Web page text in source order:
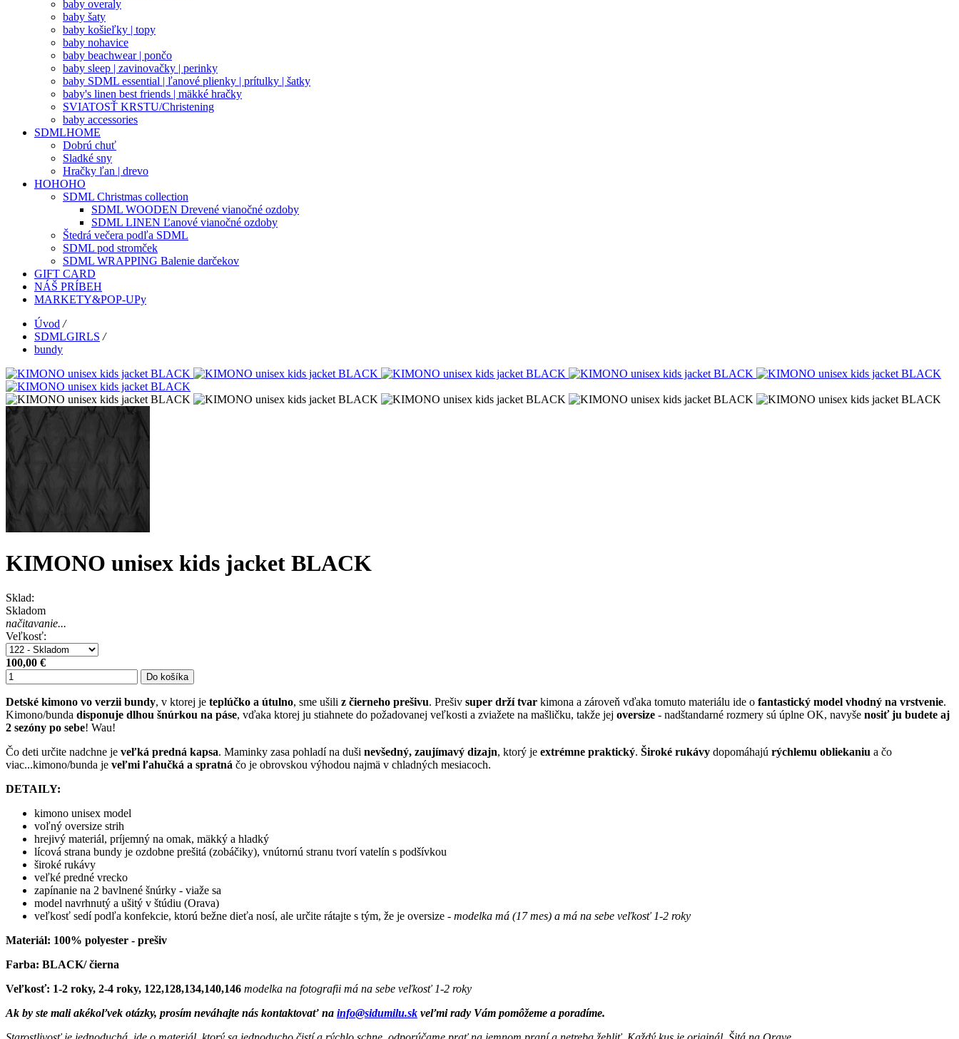
baby overaly
baby šaty
baby košieľky | topy
baby nohavice
baby beachwear | pončo
baby sleep | zavinovačky | perinky
baby SDML essential | ľanové plienky | prítulky | šatky
baby's linen best friends | mäkké hračky
SVIATOSŤ KRSTU/Christening
baby accessories
SDMLHOME
Dobrú chuť
Sladké sny
Hračky ľan | drevo
HOHOHO
SDML Christmas collection
SDML WOODEN Drevené vianočné ozdoby
SDML LINEN Ľanové vianočné ozdoby
Štedrá večera podľa SDML
SDML pod stromček
SDML WRAPPING Balenie darčekov
GIFT CARD
NÁŠ PRÍBEH
MARKETY&POP-UPy
Úvod /
SDMLGIRLS /
bundy
KIMONO unisex kids jacket BLACK
Sklad:
Skladom
načitavanie...
Veľkosť:
100,00 €
Do košíka
Detské kimono vo verzii bundy, v ktorej je teplúčko a útulno, sme ušili z čierneho prešivu. Prešiv super drží tvar kimona a zároveň vďaka tomuto materiálu ide o fantastický model vhodný na vrstvenie.
Kimono/bunda disponuje dlhou šnúrkou na páse, vďaka ktorej ju stiahnete do požadovanej veľkosti a zviažete na mašličku, takže jej oversize - nadštandarné rozmery sú úplne OK, navyše nosiť ju budete aj
2 sezóny po sebe! Wau!
Čo deti určite nadchne je veľká predná kapsa. Maminky zasa pohladí na duši nevšedný, zaujímavý dizajn, ktorý je extrémne praktický. Široké rukávy dopomáhajú rýchlemu obliekaniu a čo
viac...kimono/bunda je veľmi ľahučká a spratná čo je obrovskou výhodou najmä v chladných mesiacoch.
DETAILY:
kimono unisex model
voľný oversize strih
hrejivý materiál, príjemný na omak, mäkký a hladký
lícová strana bundy je ozdobne prešitá (zobáčiky), vnútornú stranu tvorí vatelín s podšívkou
široké rukávy
veľké predné vrecko
zapínanie na 2 bavlnené šnúrky - viaže sa
model navrhnutý a ušitý v štúdiu (Orava)
veľkosť sedí podľa konfekcie, ktorú bežne dieťa nosí, ale určite rátajte s tým, že je oversize - modelka má (17 mes) a má na sebe veľkosť 1-2 roky
Materiál: 100% polyester - prešiv
Farba: BLACK/ čierna
Veľkosť: 1-2 roky, 2-4 roky, 122,128,134,140,146 modelka na fotografii má na sebe veľkosť 1-2 roky
Ak by ste mali akékoľvek otázky, prosím neváhajte nás kontaktovať na info@sidumilu.sk veľmi rady Vám pomôžeme a poradíme.